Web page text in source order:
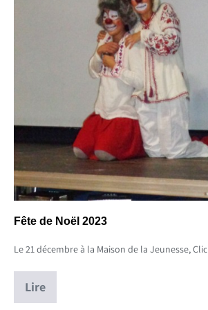
Fête de Noël 2023
Le 21 décembre à la Maison de la Jeunesse,
Lire